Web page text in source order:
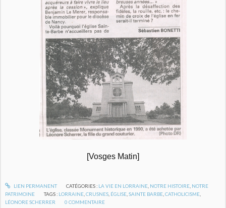
[Vosges Matin]
LIEN PERMANENT CATÉGORIES : LA VIE EN LORRAINE, NOTRE HISTOIRE, NOTRE
PATRIMOINE
TAGS : LORRAINE ,CRUSNES ÉGLISE ,SAINTE BARBE ,CATHOLICISME
LÉONORE SCHERRER
0 COMMENTAIRE